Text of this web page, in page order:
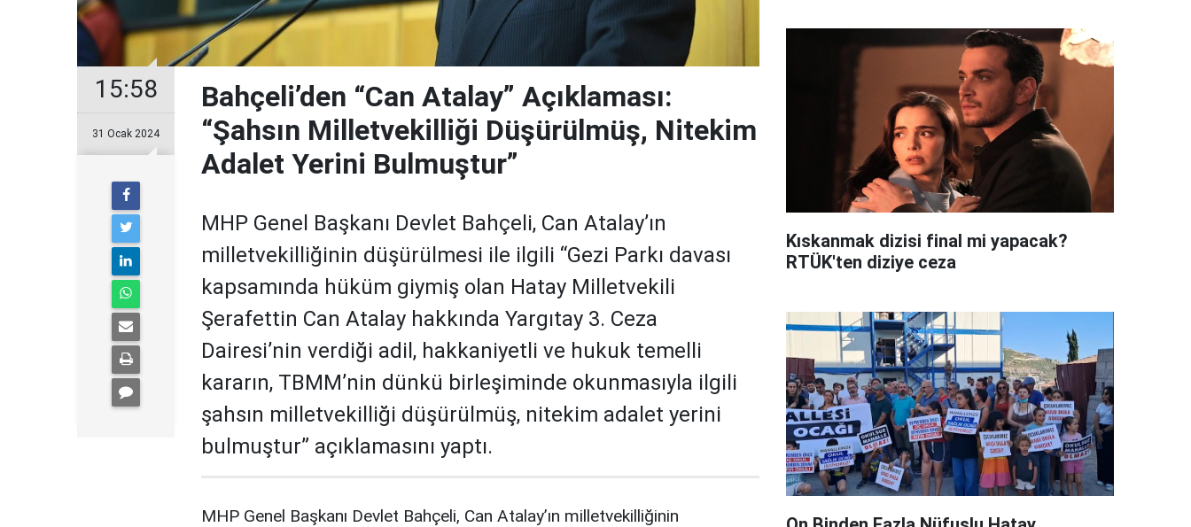
15:58
31 Ocak 2024
Bahçeli’den “Can Atalay” Açıklaması:
“Şahsın Milletvekilliği Düşürülmüş, Nitekim
Adalet Yerini Bulmuştur”
MHP Genel Başkanı Devlet Bahçeli, Can Atalay’ın
milletvekilliğinin düşürülmesi ile ilgili “Gezi Parkı davası
kapsamında hüküm giymiş olan Hatay Milletvekili
Şerafettin Can Atalay hakkında Yargıtay 3. Ceza
Dairesi’nin verdiği adil, hakkaniyetli ve hukuk temelli
kararın, TBMM’nin dünkü birleşiminde okunmasıyla ilgili
şahsın milletvekilliği düşürülmüş, nitekim adalet yerini
bulmuştur” açıklamasını yaptı.
MHP Genel Başkanı Devlet Bahçeli, Can Atalay’ın milletvekilliğinin
Kıskanmak dizisi final mi yapacak?
RTÜK'ten diziye ceza